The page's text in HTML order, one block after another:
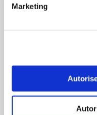
Marketing